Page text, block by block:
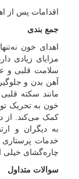
اقدامات پس از
جمع بندی
اهدای خون
مزایای زیادی
سلامت قلبی و
آهن بدن و
مانند سکته
خون به تحریک
کمک می‌کند. از
به دیگران و
خدمات پرستاری
چاره‌گشای خیلی
سوالات متداول